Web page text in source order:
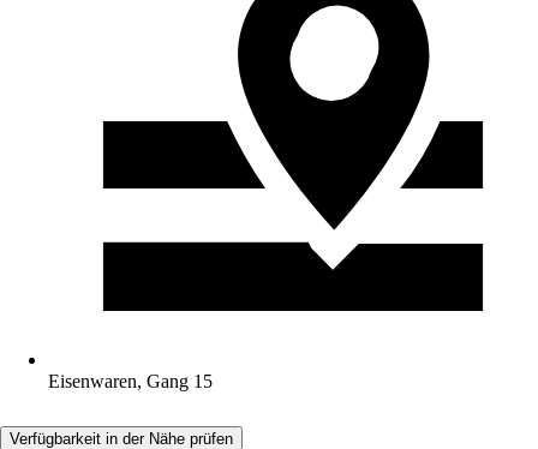
Eisenwaren, Gang 15
Verfügbarkeit in der Nähe prüfen